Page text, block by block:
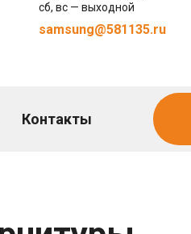
сб, вс — выходной
samsung@581135.ru
Контакты